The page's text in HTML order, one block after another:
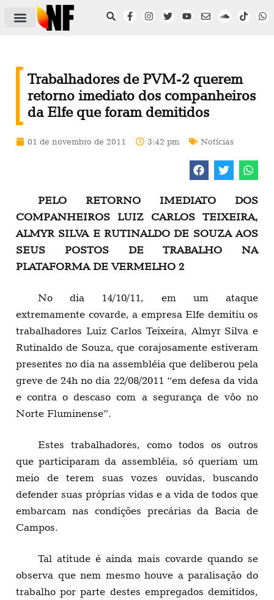
Trabalhadores de PVM-2 querem
retorno imediato dos companheiros
da Elfe que foram demitidos
01 de novembro de 2011 3:42 pm Notícias
PELO RETORNO IMEDIATO DOS
COMPANHEIROS LUIZ CARLOS TEIXEIRA,
ALMYR SILVA E RUTINALDO DE SOUZA AOS
SEUS POSTOS DE TRABALHO NA
PLATAFORMA DE VERMELHO 2
No dia 14/10/11, em um ataque
extremamente covarde, a empresa Elfe demitiu os
trabalhadores Luiz Carlos Teixeira, Almyr Silva e
Rutinaldo de Souza, que corajosamente estiveram
presentes no dia na assembléia que deliberou pela
greve de 24h no dia 22/08/2011 “em defesa da vida
e contra o descaso com a segurança de vôo no
Norte Fluminense”.
Estes trabalhadores, como todos os outros
que participaram da assembléia, só queriam um
meio de terem suas vozes ouvidas, buscando
defender suas próprias vidas e a vida de todos que
embarcam nas condições precárias da Bacia de
Campos.
Tal atitude é ainda mais covarde quando se
observa que nem mesmo houve a paralisação do
trabalho por parte destes empregados demitidos,